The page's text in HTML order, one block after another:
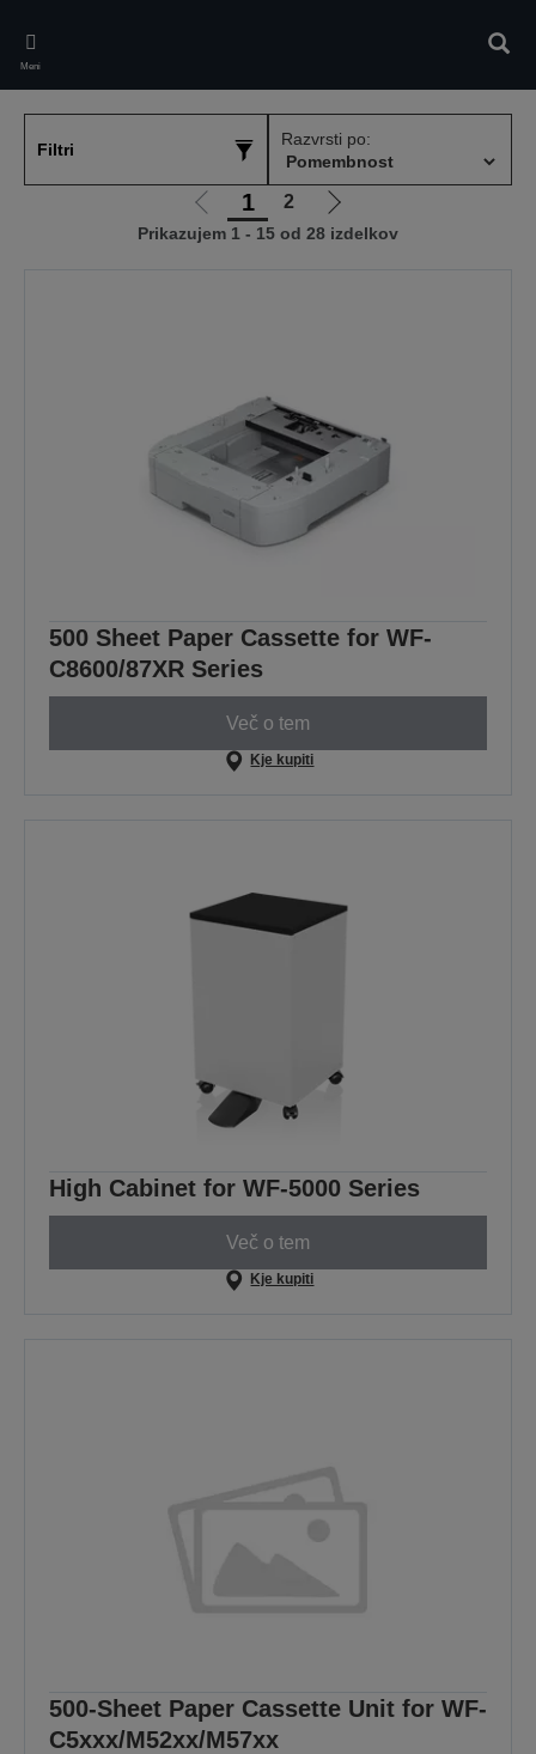
main
content
Meni
Filtri
Razvrsti po:
Pojdi
na
1 2
Pojdi
na
Prikazujem 1 - 15 od 28 izdelkov
500 Sheet Paper Cassette for WF-
C8600/87XR Series
Več o tem
Kje kupiti
High Cabinet for WF-5000 Series
Več o tem
Kje kupiti
500-Sheet Paper Cassette Unit for WF-
C5xxx/M52xx/M57xx